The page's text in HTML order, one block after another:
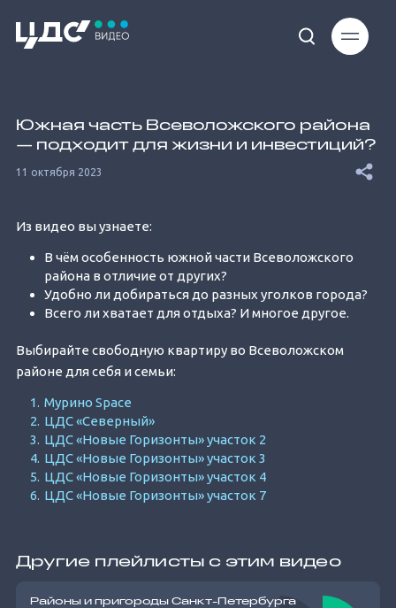
7.06%
Южная часть Всеволожского района
— подходит для жизни и инвестиций?
11 октября 2023
Из видео вы узнаете:
В чём особенность южной части Всеволожского
района в отличие от других?
Удобно ли добираться до разных уголков города?
Всего ли хватает для отдыха? И многое другое.
Выбирайте свободную квартиру во Всеволожском
районе для себя и семьи:
Мурино Space
ЦДС «Северный»
ЦДС «Новые Горизонты» участок 2
ЦДС «Новые Горизонты» участок 3
ЦДС «Новые Горизонты» участок 4
ЦДС «Новые Горизонты» участок 7
Другие плейлисты с этим видео
Районы и пригороды Санкт-Петербурга